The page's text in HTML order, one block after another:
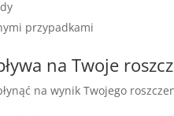
przypadkami
na Twoje
na wynik Twojego